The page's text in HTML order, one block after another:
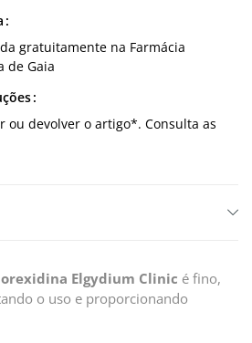
gratuitamente na Farmácia
de Gaia
ou devolver o artigo*. Consulta as
Elgydium Clinic é fino,
o uso e proporcionando